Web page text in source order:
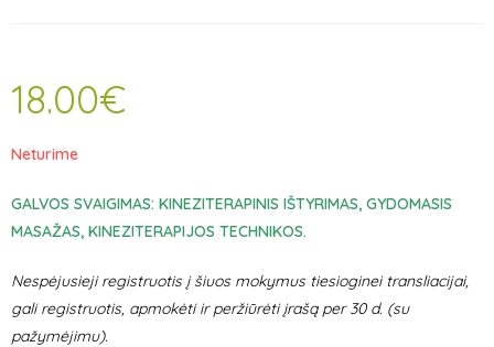
18.00€
Neturime
GALVOS SVAIGIMAS: KINEZITERAPINIS IŠTYRIMAS, GYDOMASIS
MASAŽAS, KINEZITERAPIJOS TECHNIKOS.
Nespėjusieji registruotis į šiuos mokymus tiesioginei transliacijai,
gali registruotis, apmokėti ir peržiūrėti įrašą per 30 d. (su
pažymėjimu).